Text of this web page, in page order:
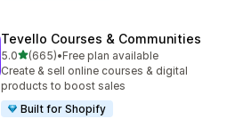
Tevello Courses & Communities
5.05つ星中
(665)
合計レビュー数：665件
•Free plan available
Create & sell online courses & digital
products to boost sales
Built for Shopify